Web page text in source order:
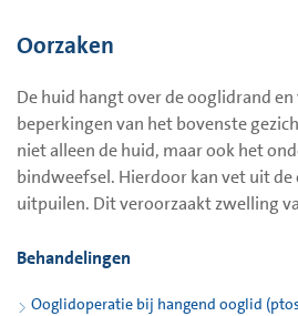
Oorzaken
De huid hangt over de ooglidrand
beperkingen van het bovenste
niet alleen de huid, maar ook het
bindweefsel. Hierdoor kan vet uit de
uitpuilen. Dit veroorzaakt zwelling
Behandelingen
Ooglidoperatie bij hangend ooglid